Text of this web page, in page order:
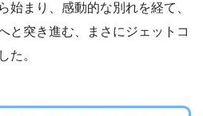
始まり、感動的な別れを経て、
と突き進む、まさにジェットコ
た。